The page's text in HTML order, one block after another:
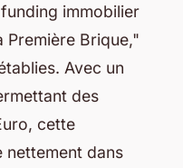
immobilier
Première Brique,"
Avec un
des
cette
nettement dans